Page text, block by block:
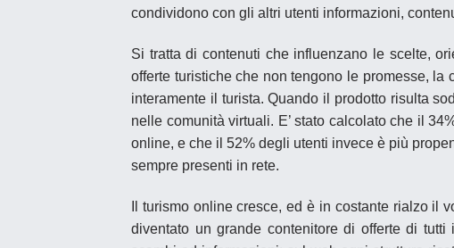
condividono con gli altri utenti informazioni,
Si tratta di contenuti che influenzano le scelte,
offerte turistiche che non tengono le promesse,
interamente il turista. Quando il prodotto risulta
nelle comunità virtuali. E’ stato calcolato che il
online, e che il 52% degli utenti invece è più
sempre presenti in rete.
turismo onlinecresce, ed è in costante rialzo il
diventato un grande contenitore di offerte di